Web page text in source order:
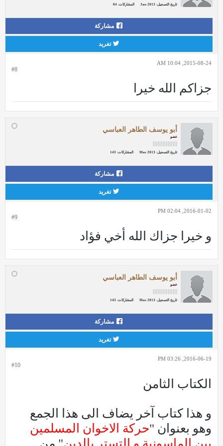
تاريخ التسجيل: Jan 2013 المشاركات: 84
مشاركة
تغريد
#8
2015-08-24, 10:04 AM
جزاكم الله خيرا
أبو يوسف الطاهر العباسي
عضو
تاريخ التسجيل: Mar 2013 المشاركات: 143
مشاركة
تغريد
#9
2016-01-02, 02:04 PM
و خيرا جزاك الله أخي فؤاد
أبو يوسف الطاهر العباسي
عضو
تاريخ التسجيل: Mar 2013 المشاركات: 143
مشاركة
تغريد
#10
2016-06-19, 03:26 PM
الكتاب الثامن
و هذا كتاب آخر يضاف الى هذا الجمع
وهو بعنوان "حركة الاخوان المسلمين
بين الماسونية و التستر بالدين" من